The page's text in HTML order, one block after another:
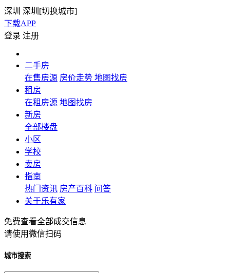
深圳 深圳[切换城市]
下载APP
登录 注册
二手房
在售房源 房价走势 地图找房
租房
在租房源 地图找房
新房
全部楼盘
小区
学校
卖房
指南
热门资讯 房产百科 问答
关于乐有家
免费查看全部成交信息
请使用微信扫码
城市搜索